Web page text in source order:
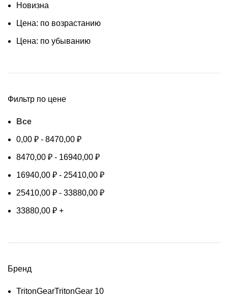
Новизна
Цена: по возрастанию
Цена: по убыванию
Фильтр по цене
Все
0,00 ₽ - 8470,00 ₽
8470,00 ₽ - 16940,00 ₽
16940,00 ₽ - 25410,00 ₽
25410,00 ₽ - 33880,00 ₽
33880,00 ₽ +
Бренд
TritonGearTritonGear 10